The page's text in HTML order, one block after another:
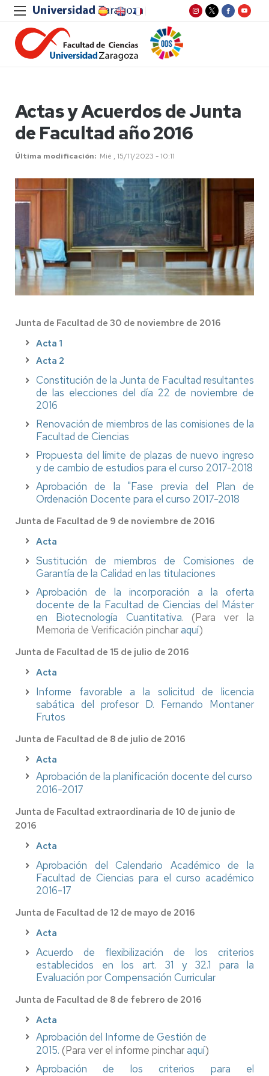
Actas y Acuerdos de Junta
de Facultad año 2016
Última modificación Mié , 15/11/2023 - 10:11
Junta de Facultad de 30 de noviembre de 2016
Acta 1
Acta 2
Constitución de la Junta de Facultad resultantes
de las elecciones del día 22 de noviembre de
2016
Renovación de miembros de las comisiones de la
Facultad de Ciencias
Propuesta del límite de plazas de nuevo ingreso
y de cambio de estudios para el curso 2017-2018
Aprobación de la "Fase previa del Plan de
Ordenación Docente para el curso 2017-2018
Junta de Facultad de 9 de noviembre de 2016
Acta
Sustitución de miembros de Comisiones de
Garantía de la Calidad en las titulaciones
Aprobación de la incorporación a la oferta
docente de la Facultad de Ciencias del Máster
en Biotecnología Cuantitativa. (Para ver la
Memoria de Verificación pincharaquí)
Junta de Facultad de 15 de julio de 2016
Acta
Informe favorable a la solicitud de licencia
sabática del profesor D. Fernando Montaner
Frutos
Junta de Facultad de 8 de julio de 2016
Acta
Aprobación de la planificación docente del curso
2016-2017
Junta de Facultad extraordinaria de 10 de junio de
2016
Acta
Aprobación del Calendario Académico de la
Facultad de Ciencias para el curso académico
2016-17
Junta de Facultad de 12 de mayo de 2016
Acta
Acuerdo de flexibilización de los criterios
establecidos en los art. 31 y 32.1 para la
Evaluación por Compensación Curricular
Junta de Facultad de 8 de febrero de 2016
Acta
Aprobación del Informe de Gestión de
2015. (Para ver el informe pincharaquí)
Aprobación de los criterios para el